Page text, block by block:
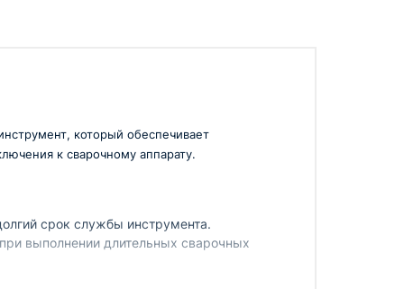
который обеспечивает
к сварочному аппарату.
срок службы инструмента.
выполнении длительных сварочных